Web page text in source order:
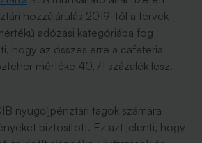
hozzájárulás 2019-től a tervek
adózási kategóriába fog
hogy az összes erre a cafeteria
mértéke 40,71 százalék lesz.
nyugdíjpénztári tagok számára
biztosított. Ez azt jelenti, hogy